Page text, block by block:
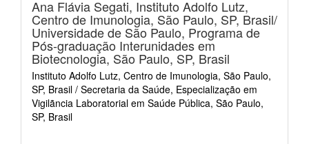
Ana Flávia Segati, Instituto Adolfo Lutz,
Centro de Imunologia, São Paulo, SP, Brasil/
Universidade de São Paulo, Programa de
Pós-graduação Interunidades em
Biotecnologia, São Paulo, SP, Brasil
Instituto Adolfo Lutz, Centro de Imunologia, São Paulo,
SP, Brasil / Secretaria da Saúde, Especialização em
Vigilãncia Laboratorial em Saúde Pública, São Paulo,
SP, Brasil